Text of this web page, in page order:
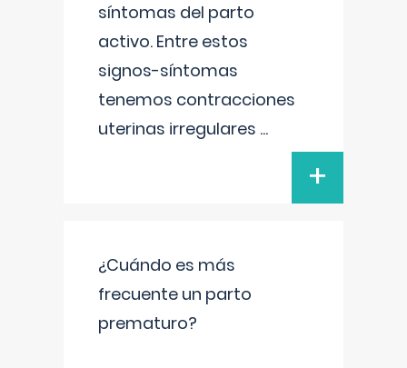
síntomas del parto
activo. Entre estos
signos-síntomas
tenemos contracciones
uterinas irregulares ...
+
¿Cuándo es más
frecuente un parto
prematuro?